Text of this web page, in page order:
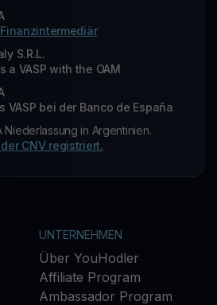
S.R.L.
a VASP with the OAM
VASP bei der Banco de España
Niederlassung in Argentinien.
CNV registriert.
UNTERNEHMEN
Über YouHodler
Affiliate Program
Ambassador Program